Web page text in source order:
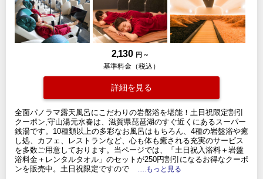
2,130 円 ～
基準料金（税込）
詳細を見る
全面パノラマ露天風呂にこだわりの岩盤浴を堪能！土日祝限定割引
クーポン,守山湯元水春は、滋賀県琵琶湖のすぐ近くにあるスーパー
銭湯です。10種類以上の多彩なお風呂はもちろん、4種の岩盤浴や癒
し処、カフェ、レストランなど、心も体も癒される充実のサービス
を多数ご用意しております。当ページでは、「土日祝入浴料＋岩盤
浴料金＋レンタルタオル」のセットが250円割引になるお得なクーポ
ンを販売中。土日祝限定ですので
.....もっと見る